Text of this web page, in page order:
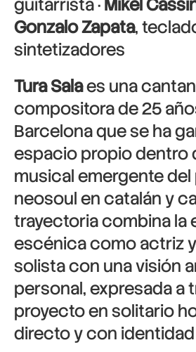
guitarrista ·Mikel
Gonzalo Zapata,
sintetizadores
Tura Salaes una
compositora de 25
Barcelona que se ha
espacio propio dentro
musical emergente del
neosoul en catalán y
trayectoria combina la
escénica como actriz
solista con una visión
personal, expresada a
proyecto en solitario
directo y con